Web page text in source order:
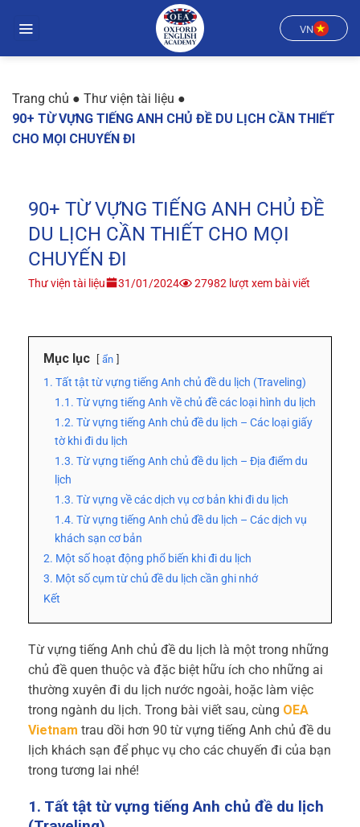
đến
VN
Trang chủ ● Thư viện tài liệu ●
90+ TỪ VỰNG TIẾNG ANH CHỦ ĐỀ DU LỊCH CẦN THIẾT
CHO MỌI CHUYẾN ĐI
90+ TỪ VỰNG TIẾNG ANH CHỦ ĐỀ
DU LỊCH CẦN THIẾT CHO MỌI
CHUYẾN ĐI
Thư viện tài liệu 31/01/2024 27982 lượt xem bài viết
Mục lục ẩn
1. Tất tật từ vựng tiếng Anh chủ đề du lịch (Traveling)
1.1. Từ vựng tiếng Anh về chủ đề các loại hình du lịch
1.2. Từ vựng tiếng Anh chủ đề du lịch – Các loại giấy
tờ khi đi du lịch
1.3. Từ vựng tiếng Anh chủ đề du lịch – Địa điểm du
lịch
1.3. Từ vựng về các dịch vụ cơ bản khi đi du lịch
1.4. Từ vựng tiếng Anh chủ đề du lịch – Các dịch vụ
khách sạn cơ bản
2. Một số hoạt động phổ biến khi đi du lịch
3. Một số cụm từ chủ đề du lịch cần ghi nhớ
Kết
Từ vựng tiếng Anh chủ đề du lịch là một trong những
chủ đề quen thuộc và đặc biệt hữu ích cho những ai
thường xuyên đi du lịch nước ngoài, hoặc làm việc
trong ngành du lịch. Trong bài viết sau, cùng OEA
Vietnam trau dồi hơn 90 từ vựng tiếng Anh chủ đề du
lịch khách sạn để phục vụ cho các chuyến đi của bạn
trong tương lai nhé!
1. Tất tật từ vựng tiếng Anh chủ đề du lịch